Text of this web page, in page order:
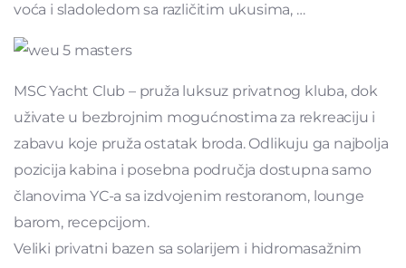
voća i sladoledom sa različitim ukusima, …
MSC Yacht Club – pruža luksuz privatnog kluba, dok
uživate u bezbrojnim mogućnostima za rekreaciju i
zabavu koje pruža ostatak broda. Odlikuju ga najbolja
pozicija kabina i posebna područja dostupna samo
članovima YC-a sa izdvojenim restoranom, lounge
barom, recepcijom.
Veliki privatni bazen sa solarijem i hidromasažnim